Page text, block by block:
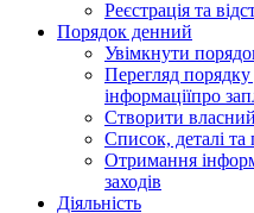
Реєстрація та
Порядок денний
Увімкнути
Перегляд порядку
інформаціїпро
Створити
Список, деталі та
Отримання
заходів
Діяльність